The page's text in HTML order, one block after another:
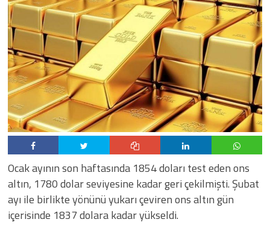
Ocak ayının son haftasında 1854 doları test eden ons
altın, 1780 dolar seviyesine kadar geri çekilmişti. Şubat
ayı ile birlikte yönünü yukarı çeviren ons altın gün
içerisinde 1837 dolara kadar yükseldi.